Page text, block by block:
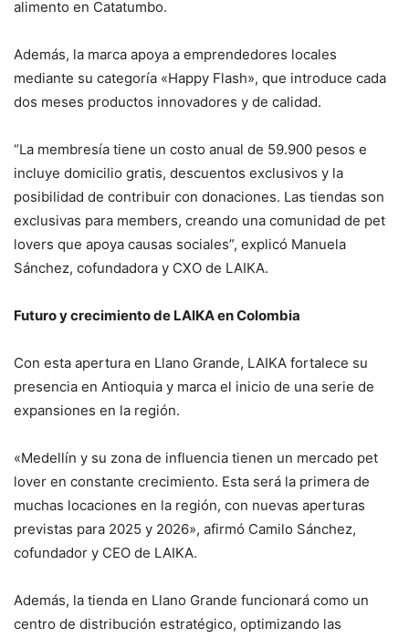
alimento en Catatumbo.
Además, la marca apoya a emprendedores locales
mediante su categoría «Happy Flash», que introduce cada
dos meses productos innovadores y de calidad.
“La membresía tiene un costo anual de 59.900 pesos e
incluye domicilio gratis, descuentos exclusivos y la
posibilidad de contribuir con donaciones. Las tiendas son
exclusivas para members, creando una comunidad de pet
lovers que apoya causas sociales”, explicó Manuela
Sánchez, cofundadora y CXO de LAIKA.
Futuro y crecimiento de LAIKA en Colombia
Con esta apertura en Llano Grande, LAIKA fortalece su
presencia en Antioquia y marca el inicio de una serie de
expansiones en la región.
«Medellín y su zona de influencia tienen un mercado pet
lover en constante crecimiento. Esta será la primera de
muchas locaciones en la región, con nuevas aperturas
previstas para 2025 y 2026», afirmó Camilo Sánchez,
cofundador y CEO de LAIKA.
Además, la tienda en Llano Grande funcionará como un
centro de distribución estratégico, optimizando las